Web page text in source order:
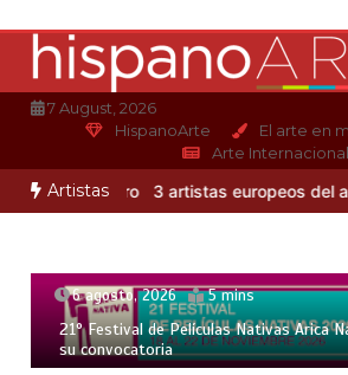
contenido
7 August, 2026
HispanoArte
El arte en
Arte Internacional
Artistas
Otero 3 artistas europeos del arte
6 agosto, 2026 5 mins
21° Festival de Películas Nativas Arica
su convocatoria